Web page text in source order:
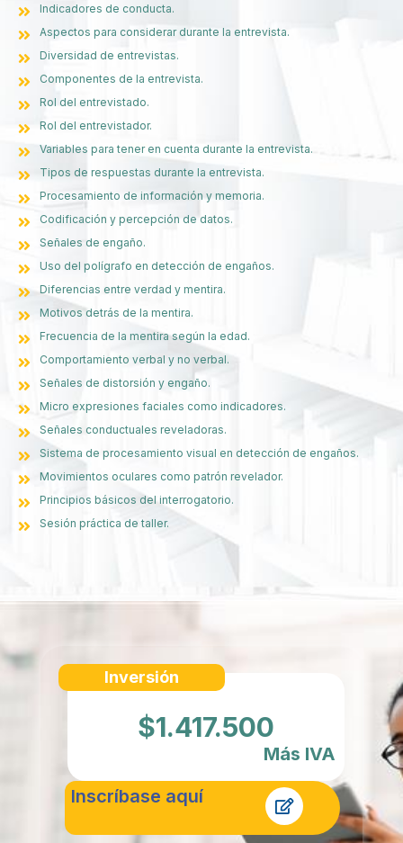
Indicadores de conducta.
Aspectos para considerar durante la entrevista.
Diversidad de entrevistas.
Componentes de la entrevista.
Rol del entrevistado.
Rol del entrevistador.
Variables para tener en cuenta durante la entrevista.
Tipos de respuestas durante la entrevista.
Procesamiento de información y memoria.
Codificación y percepción de datos.
Señales de engaño.
Uso del polígrafo en detección de engaños.
Diferencias entre verdad y mentira.
Motivos detrás de la mentira.
Frecuencia de la mentira según la edad.
Comportamiento verbal y no verbal.
Señales de distorsión y engaño.
Micro expresiones faciales como indicadores.
Señales conductuales reveladoras.
Sistema de procesamiento visual en detección de engaños.
Movimientos oculares como patrón revelador.
Principios básicos del interrogatorio.
Sesión práctica de taller.
Inversión
$1.417.500
Más IVA
Inscríbase aquí